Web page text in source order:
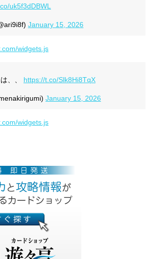
uk5f3dDBWL
January 15, 2026
widgets.js
、、 https://t.co/Slk8Hi8TqX
January 15, 2026
widgets.js